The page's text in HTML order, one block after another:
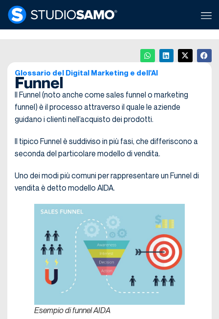
Glossario del Digital Marketing e dell'AI
Funnel
Il Funnel (noto anche come sales funnel o marketing
funnel) è il processo attraverso il quale le aziende
guidano i clienti nell’acquisto dei prodotti.
Il tipico Funnel è suddiviso in più fasi, che differiscono a
seconda del particolare modello di vendita.
Uno dei modi più comuni per rappresentare un Funnel di
vendita è detto modello AIDA.
Esempio di funnel AIDA